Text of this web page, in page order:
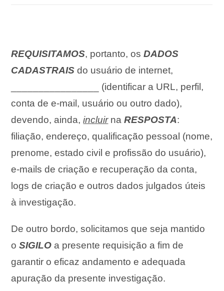
REQUISITAMOS, portanto, osDADOS
CADASTRAIS do usuário de internet,
________________ (identificar a URL, perfil,
conta de e-mail, usuário ou outro dado),
devendo, ainda,incluirnaRESPOSTA:
filiação, endereço, qualificação pessoal (nome,
prenome, estado civil e profissão do usuário),
e-mails de criação e recuperação da conta,
logs de criação e outros dados julgados úteis
à investigação.
De outro bordo, solicitamos que seja mantido
oSIGILO a presente requisição a fim de
garantir o eficaz andamento e adequada
apuração da presente investigação.